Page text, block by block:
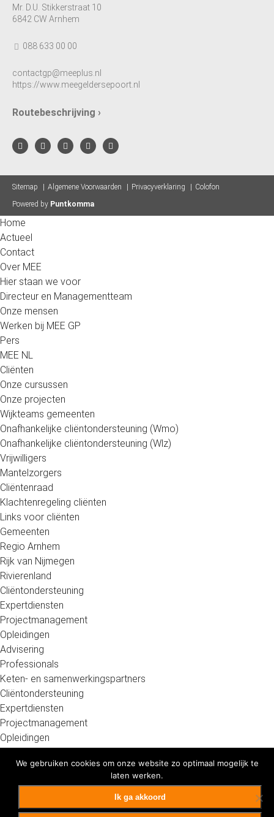
Mr. D.U. Stikkerstraat 10
6842 CW Arnhem
088 633 00 00
contactgp@meeplus.nl
https://www.meegeldersepoort.nl
Routebeschrijving ›
Sitemap Algemene Voorwaarden Privacyverklaring
Colofon
Powered by Puntkomma
Home
Actueel
Contact
Over MEE
Hier staan we voor
Directeur en Managementteam
Onze mensen
Werken bij MEE GP
Pers
MEE NL
Cliënten
Onze cursussen
Onze projecten
Wijkteams gemeenten
Onafhankelijke cliëntondersteuning (Wmo)
Onafhankelijke cliëntondersteuning (Wlz)
Vrijwilligers
Mantelzorgers
Cliëntenraad
Klachtenregeling cliënten
Links voor cliënten
Gemeenten
Regio Arnhem
Rijk van Nijmegen
Rivierenland
Cliëntondersteuning
Expertdiensten
Projectmanagement
Opleidingen
Advisering
Professionals
Keten- en samenwerkingspartners
Cliëntondersteuning
Expertdiensten
Projectmanagement
Opleidingen
Werk
Opleidingen
We gebruiken cookies om onze website zo optimaal mogelijk te
laten werken.
Ik ga akkoord